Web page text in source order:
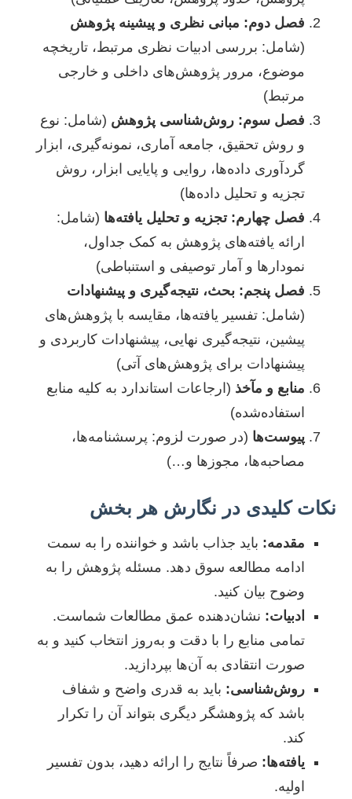
فصل دوم: مبانی نظری و پیشینه پژوهش
(شامل: بررسی ادبیات نظری مرتبط، تاریخچه
موضوع، مرور پژوهش‌های داخلی و خارجی
مرتبط)
فصل سوم: روش‌شناسی پژوهش (شامل: نوع
و روش تحقیق، جامعه آماری، نمونه‌گیری، ابزار
گردآوری داده‌ها، روایی و پایایی ابزار، روش
تجزیه و تحلیل داده‌ها)
فصل چهارم: تجزیه و تحلیل یافته‌ها (شامل:
ارائه یافته‌های پژوهش به کمک جداول،
نمودارها و آمار توصیفی و استنباطی)
فصل پنجم: بحث، نتیجه‌گیری و پیشنهادات
(شامل: تفسیر یافته‌ها، مقایسه با پژوهش‌های
پیشین، نتیجه‌گیری نهایی، پیشنهادات کاربردی و
پیشنهادات برای پژوهش‌های آتی)
منابع و مآخذ (ارجاعات استاندارد به کلیه منابع
استفاده‌شده)
پیوست‌ها (در صورت لزوم: پرسشنامه‌ها،
مصاحبه‌ها، مجوزها و…)
نکات کلیدی در نگارش هر بخش
مقدمه: باید جذاب باشد و خواننده را به سمت
ادامه مطالعه سوق دهد. مسئله پژوهش را به
وضوح بیان کنید.
ادبیات: نشان‌دهنده عمق مطالعات شماست.
تمامی منابع را با دقت و به‌روز انتخاب کنید و به
صورت انتقادی به آن‌ها بپردازید.
روش‌شناسی: باید به قدری واضح و شفاف
باشد که پژوهشگر دیگری بتواند آن را تکرار
کند.
یافته‌ها: صرفاً نتایج را ارائه دهید، بدون تفسیر
اولیه.